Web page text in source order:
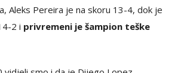
Aleks Pereira je na skoru 13-4, dok je
2 i privremeni je šampion teške